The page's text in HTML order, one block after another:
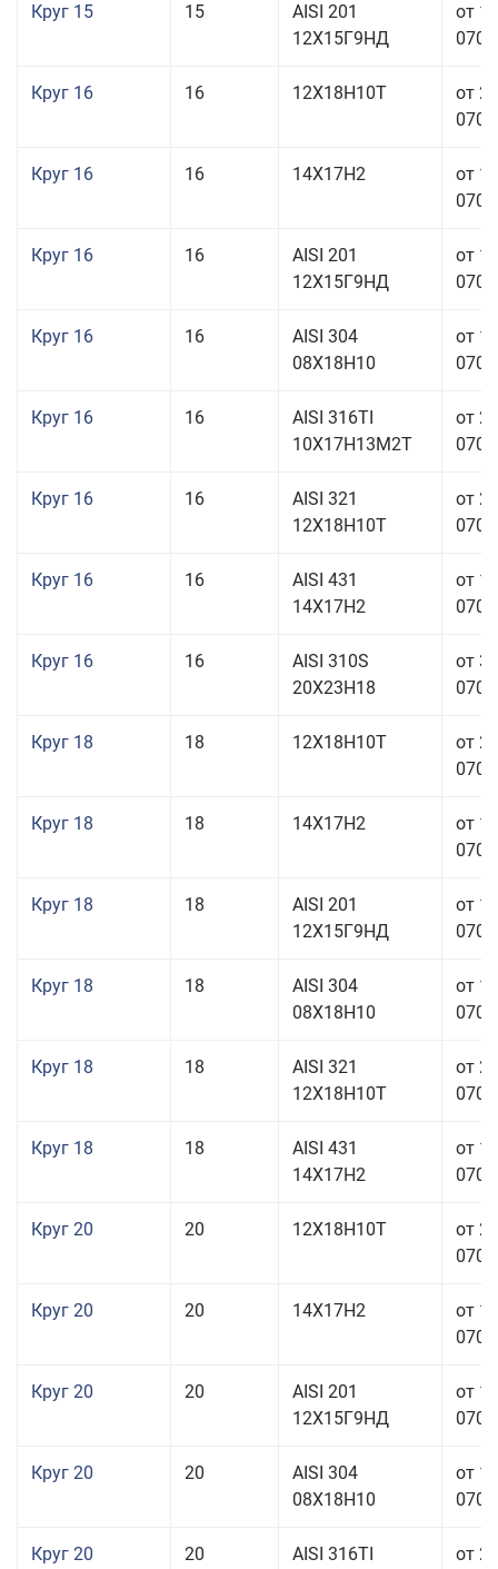
Круг 15 15
AISI 201
12Х15Г9НД
от
Круг 16 16 12Х18Н10Т
от
Круг 16 16 14Х17Н2
от
Круг 16 16
AISI 201
12Х15Г9НД
от
Круг 16 16
AISI 304
08Х18Н10
от
Круг 16 16
AISI 316TI
10Х17Н13М2Т
от
Круг 16 16
AISI 321
12Х18Н10Т
от
Круг 16 16
AISI 431
14Х17Н2
от
Круг 16 16
AISI 310S
20Х23Н18
от
Круг 18 18 12Х18Н10Т
от
Круг 18 18 14Х17Н2
от
Круг 18 18
AISI 201
12Х15Г9НД
от
Круг 18 18
AISI 304
08Х18Н10
от
Круг 18 18
AISI 321
12Х18Н10Т
от
Круг 18 18
AISI 431
14Х17Н2
от
Круг 20 20 12Х18Н10Т
от
Круг 20 20 14Х17Н2
от
Круг 20 20
AISI 201
12Х15Г9НД
от
Круг 20 20
AISI 304
08Х18Н10
от
Круг 20 20
AISI 316TI
от